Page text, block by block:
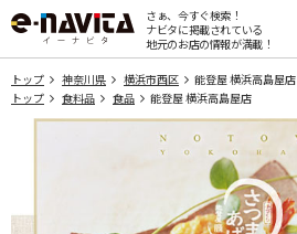
さぁ、今すぐ検索！
ナビタに掲載されている
地元のお店の情報が満載！
トップ 神奈川県 横浜市西区
能登屋 横浜高島屋店
トップ
食料品 食品 能登屋 横浜高島屋店